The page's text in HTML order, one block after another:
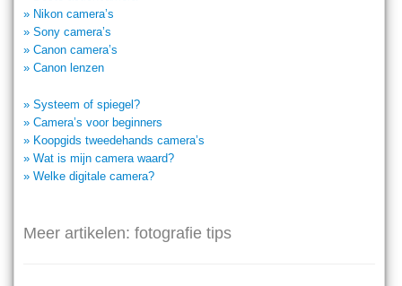
» Nikon camera’s
» Sony camera’s
» Canon camera’s
» Canon lenzen
» Systeem of spiegel?
» Camera’s voor beginners
» Koopgids tweedehands camera’s
» Wat is mijn camera waard?
» Welke digitale camera?
Meer artikelen: fotografie tips